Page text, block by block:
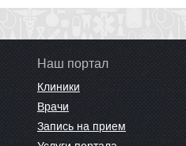
Наш портал
Клиники
Врачи
Запись на прием